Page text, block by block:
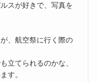
スが好きで、写真を
、航空祭に行く際の
立てられるのかな、
す。